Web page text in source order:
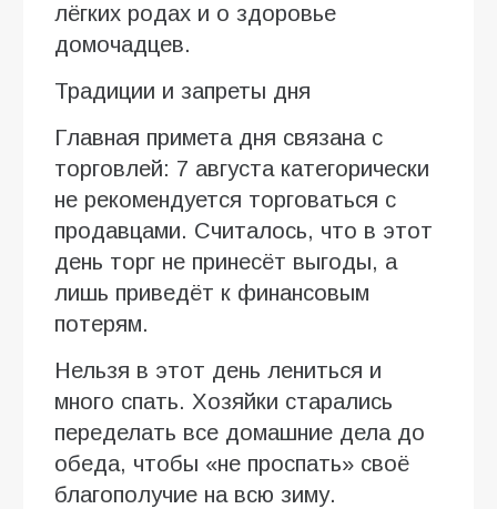
лёгких родах и о здоровье
домочадцев.
Традиции и запреты дня
Главная примета дня связана с
торговлей: 7 августа категорически
не рекомендуется торговаться с
продавцами. Считалось, что в этот
день торг не принесёт выгоды, а
лишь приведёт к финансовым
потерям.
Нельзя в этот день лениться и
много спать. Хозяйки старались
переделать все домашние дела до
обеда, чтобы «не проспать» своё
благополучие на всю зиму.